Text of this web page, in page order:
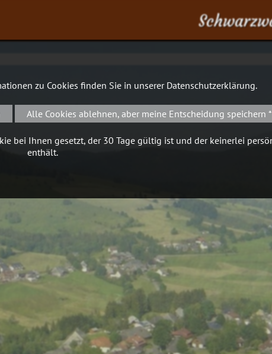
zu Cookies finden Sie in unserer Datenschutzerklärung.
Alle Cookies ablehnen, aber meine Entscheidung speichern *
bei Ihnen gesetzt, der 30 Tage gültig ist und der keinerlei
enthält.